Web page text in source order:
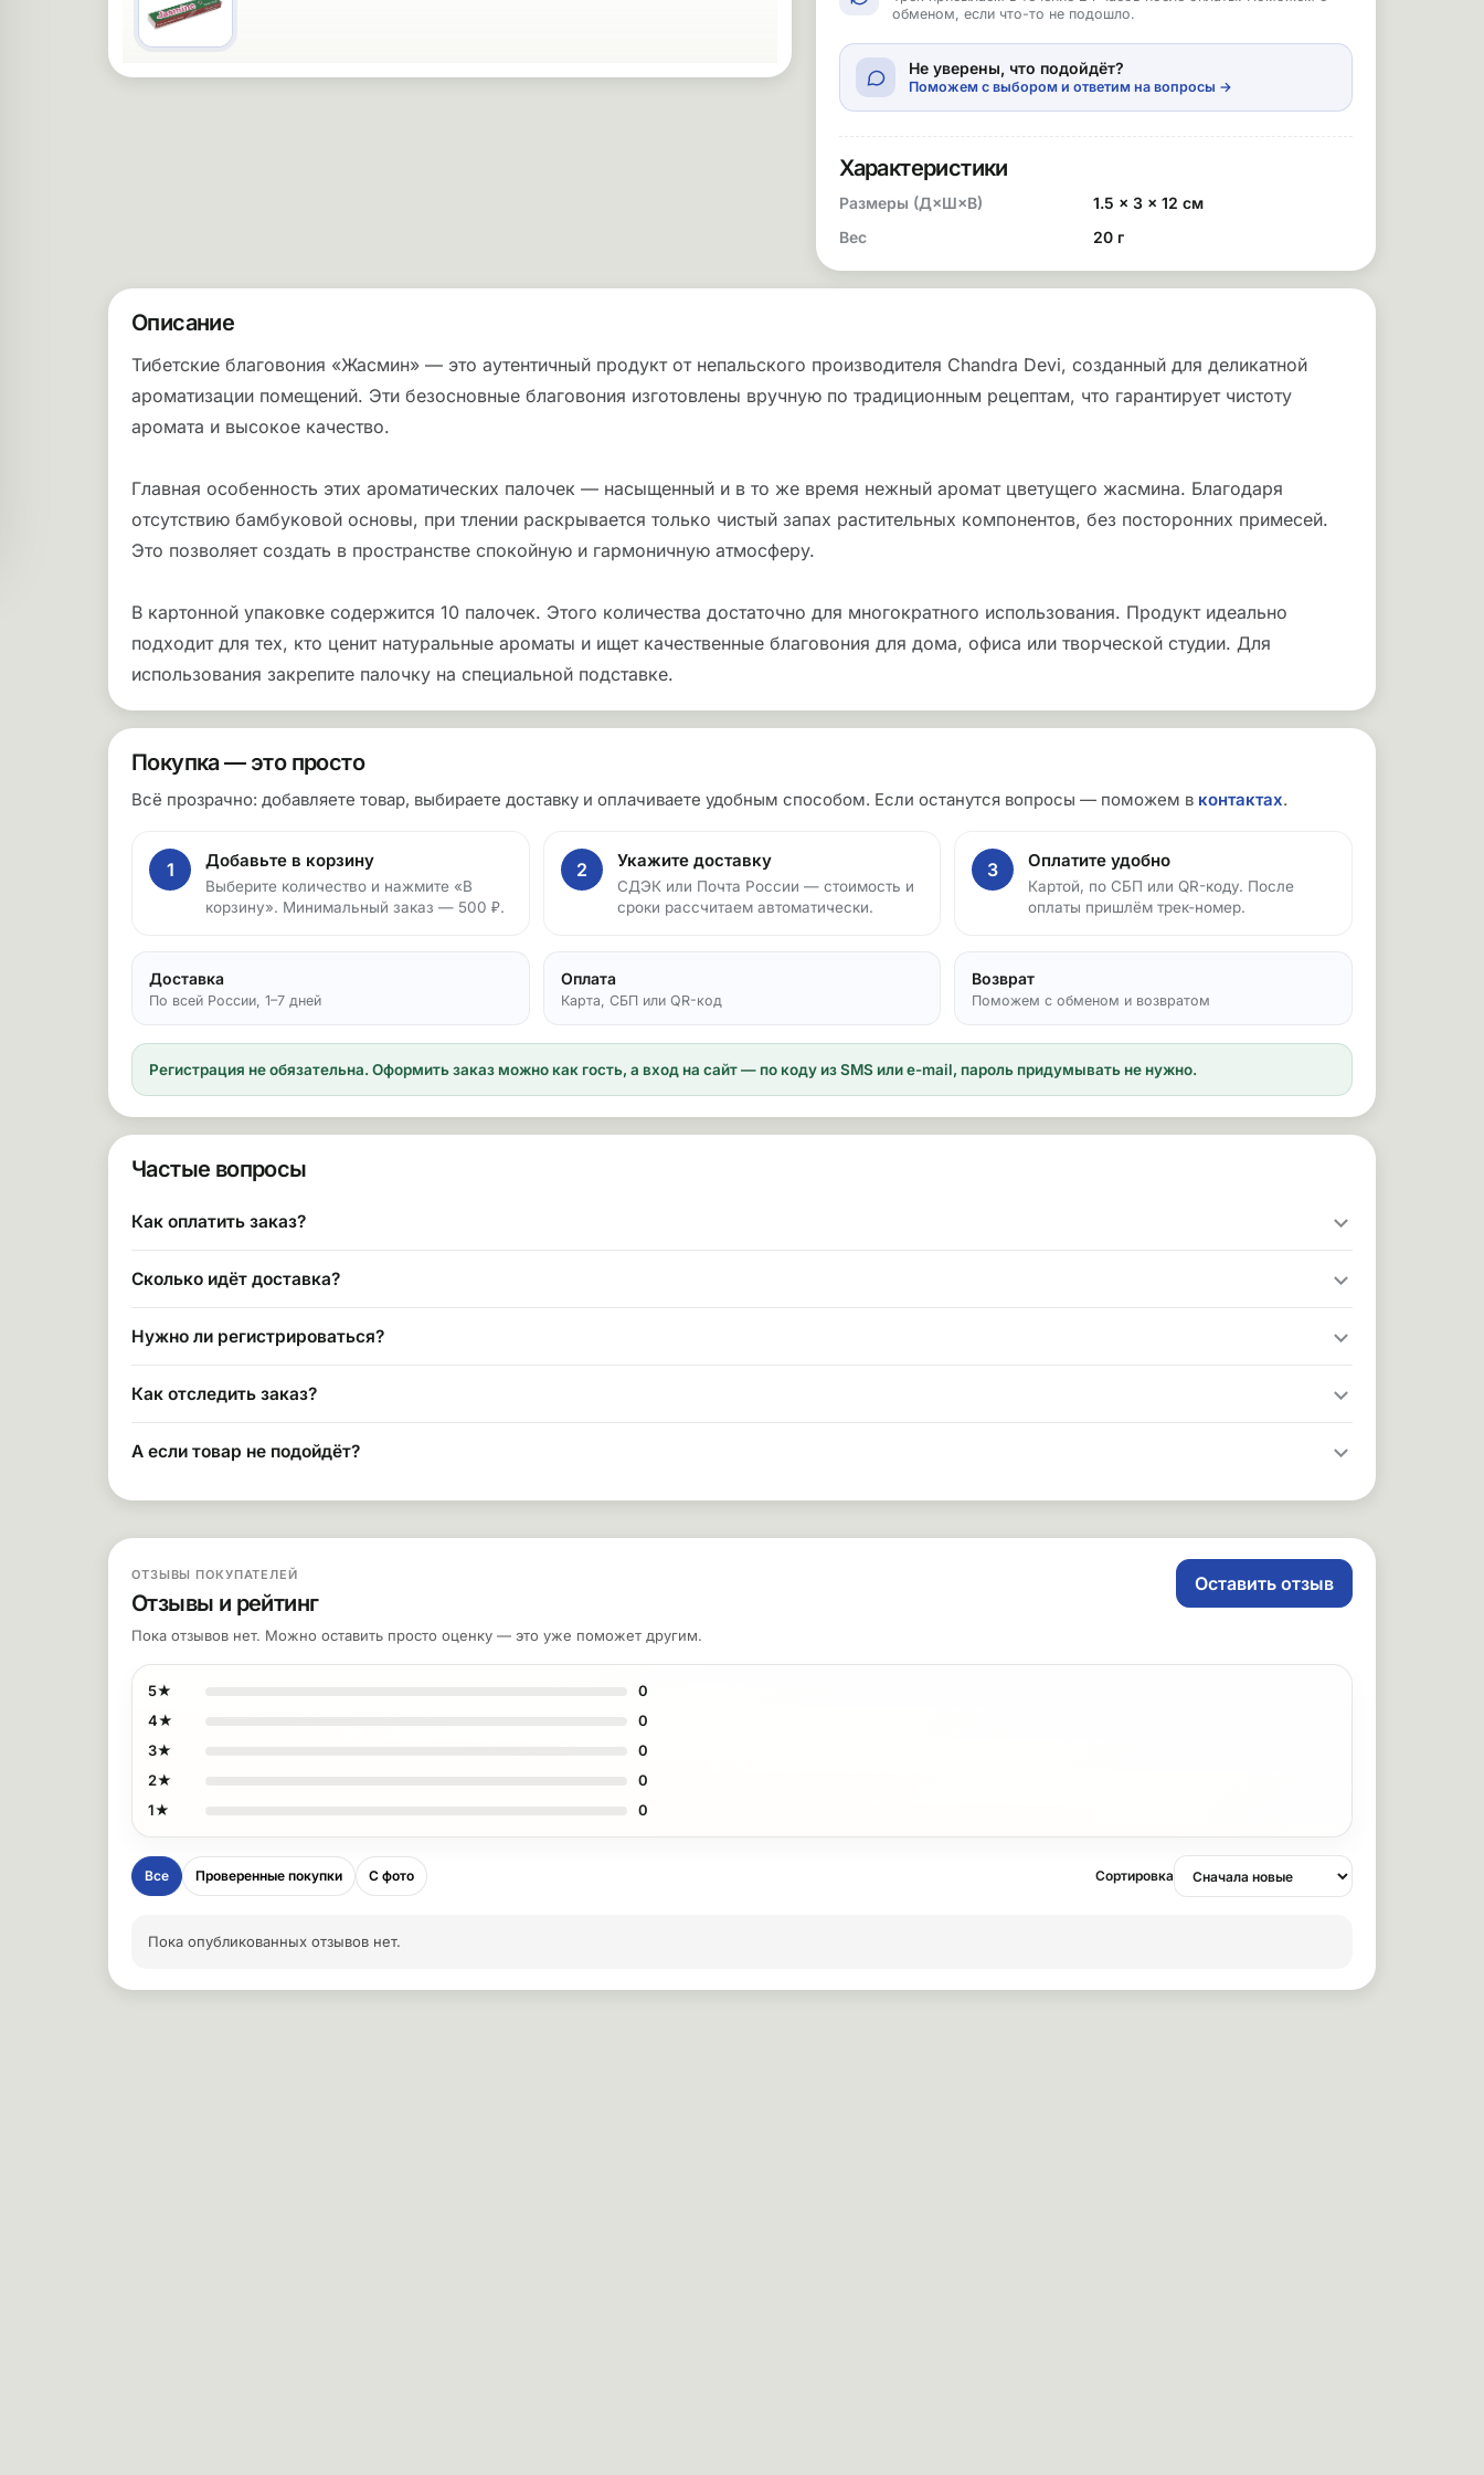
обменом, если что-то не подошло.
Не уверены, что подойдёт?
Поможем с выбором и ответим на вопросы →
Характеристики
Размеры (Д×Ш×В)
1.5 × 3 × 12 см
Вес
20 г
Описание
Тибетские благовония «Жасмин» — это аутентичный продукт от непальского производителя Chandra Devi, созданный для деликатной
ароматизации помещений. Эти безосновные благовония изготовлены вручную по традиционным рецептам, что гарантирует чистоту
аромата и высокое качество.
Главная особенность этих ароматических палочек — насыщенный и в то же время нежный аромат цветущего жасмина. Благодаря
отсутствию бамбуковой основы, при тлении раскрывается только чистый запах растительных компонентов, без посторонних примесей.
Это позволяет создать в пространстве спокойную и гармоничную атмосферу.
В картонной упаковке содержится 10 палочек. Этого количества достаточно для многократного использования. Продукт идеально
подходит для тех, кто ценит натуральные ароматы и ищет качественные благовония для дома, офиса или творческой студии. Для
использования закрепите палочку на специальной подставке.
Покупка — это просто
Всё прозрачно: добавляете товар, выбираете доставку и оплачиваете удобным способом. Если останутся вопросы — поможем в контактах.
1 Добавьте в корзину
Выберите количество и нажмите «В
корзину». Минимальный заказ — 500 ₽.
2 Укажите доставку
СДЭК или Почта России — стоимость и
сроки рассчитаем автоматически.
3 Оплатите удобно
Картой, по СБП или QR-коду. После
оплаты пришлём трек-номер.
Доставка
По всей России, 1–7 дней
Оплата
Карта, СБП или QR-код
Возврат
Поможем с обменом и возвратом
Регистрация не обязательна. Оформить заказ можно как гость, а вход на сайт — по коду из SMS или e-mail, пароль придумывать не нужно.
Частые вопросы
Как оплатить заказ?
Сколько идёт доставка?
Нужно ли регистрироваться?
Как отследить заказ?
А если товар не подойдёт?
ОТЗЫВЫ ПОКУПАТЕЛЕЙ
Отзывы и рейтинг
Пока отзывов нет. Можно оставить просто оценку — это уже поможет другим.
Оставить отзыв
5★
0
4★
0
3★
0
2★
0
1★
0
Все Проверенные покупки С фото Сортировка
Пока опубликованных отзывов нет.